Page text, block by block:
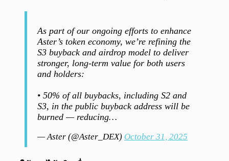
As part of our ongoing efforts to enhance
Aster’s token economy, we’re refining the
S3 buyback and airdrop model to deliver
stronger, long-term value for both users
and holders:
• 50% of all buybacks, including S2 and
S3, in the public buyback address will be
burned — reducing…
— Aster (@Aster_DEX) October 31, 2025